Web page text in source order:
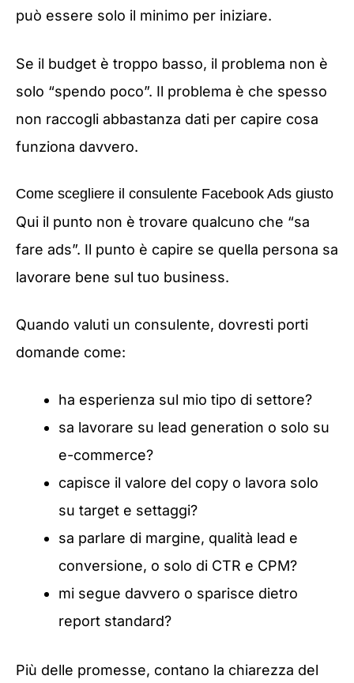
può essere solo il minimo per iniziare.
Se il budget è troppo basso, il problema non è
solo “spendo poco”. Il problema è che spesso
non raccogli abbastanza dati per capire cosa
funziona davvero.
Come scegliere il consulente Facebook Ads giusto
Qui il punto non è trovare qualcuno che “sa
fare ads”. Il punto è capire se quella persona sa
lavorare bene sul tuo business.
Quando valuti un consulente, dovresti porti
domande come:
ha esperienza sul mio tipo di settore?
sa lavorare su lead generation o solo su
e-commerce?
capisce il valore del copy o lavora solo
su target e settaggi?
sa parlare di margine, qualità lead e
conversione, o solo di CTR e CPM?
mi segue davvero o sparisce dietro
report standard?
Più delle promesse, contano la chiarezza del